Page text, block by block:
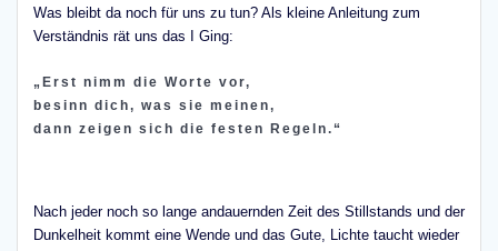
Was bleibt da noch für uns zu tun? Als kleine Anleitung zum
Verständnis rät uns das I Ging:
„Erst nimm die Worte vor,
besinn dich, was sie meinen,
dann zeigen sich die festen Regeln.“
Nach jeder noch so lange andauernden Zeit des Stillstands und der
Dunkelheit kommt eine Wende und das Gute, Lichte taucht wieder